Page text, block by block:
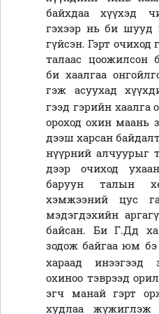
байхдаа хүүхэд
гэхээр нь би шууд
гүйсэн. Гэрт очиход
талаас цоожилсон
би хаалгаа
гэж асуухад
гээд гэрийн хаалга
ороход охин маань
дээш харсан
нүүрний алчуурыг
дээр очиход
баруун талын
хэмжээний цус
мэдэгдэхийн
байсан. Би Г.Дд
зодож байгаа юм
хараад инээгээд
охиноо тэврээд
эгч манай гэрт
худлаа